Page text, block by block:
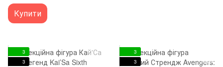
Купити
3
3
3
3